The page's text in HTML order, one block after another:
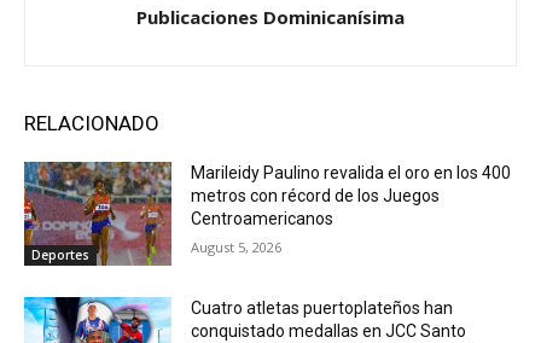
Publicaciones Dominicanísima
RELACIONADO
Deportes
Marileidy Paulino revalida el oro en los 400
metros con récord de los Juegos
Centroamericanos
August 5, 2026
Cuatro atletas puertoplateños han
conquistado medallas en JCC Santo